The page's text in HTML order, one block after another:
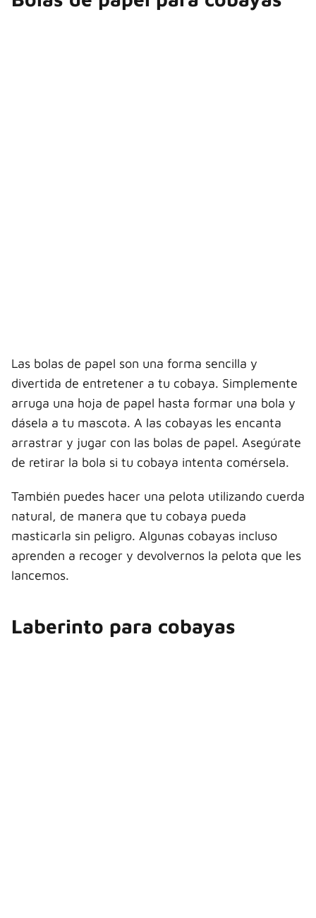
Las bolas de papel son una forma sencilla y
divertida de entretener a tu cobaya. Simplemente
arruga una hoja de papel hasta formar una bola y
dásela a tu mascota. A las cobayas les encanta
arrastrar y jugar con las bolas de papel. Asegúrate
de retirar la bola si tu cobaya intenta comérsela.
También puedes hacer una pelota utilizando cuerda
natural, de manera que tu cobaya pueda
masticarla sin peligro. Algunas cobayas incluso
aprenden a recoger y devolvernos la pelota que les
lancemos.
Laberinto para cobayas